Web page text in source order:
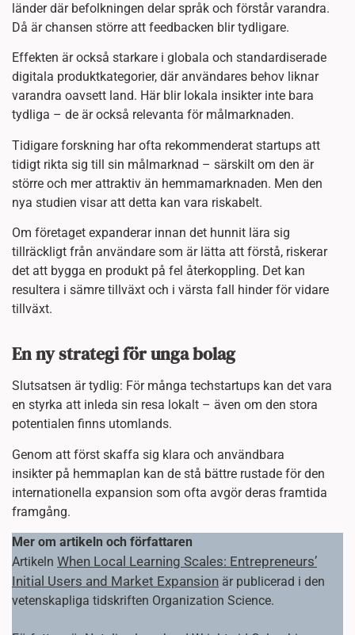
länder där befolkningen delar språk och förstår varandra.
Då är chansen större att feedbacken blir tydligare.
Effekten är också starkare i globala och standardiserade
digitala produktkategorier, där användares behov liknar
varandra oavsett land. Här blir lokala insikter inte bara
tydliga – de är också relevanta för målmarknaden.
Tidigare forskning har ofta rekommenderat startups att
tidigt rikta sig till sin målmarknad – särskilt om den är
större och mer attraktiv än hemmamarknaden. Men den
nya studien visar att detta kan vara riskabelt.
Om företaget expanderar innan det hunnit lära sig
tillräckligt från användare som är lätta att förstå, riskerar
det att bygga en produkt på fel återkoppling. Det kan
resultera i sämre tillväxt och i värsta fall hinder för vidare
tillväxt.
En ny strategi för unga bolag
Slutsatsen är tydlig: För många techstartups kan det vara
en styrka att inleda sin resa lokalt – även om den stora
potentialen finns utomlands.
Genom att först skaffa sig klara och användbara
insikter på hemmaplan kan de stå bättre rustade för den
internationella expansion som ofta avgör deras framtida
framgång.
Mer om artikeln och författaren
Artikeln When Local Learning Scales: Entrepreneurs’
Initial Users and Market Expansion är publicerad i den
vetenskapliga tidskriften Organization Science.